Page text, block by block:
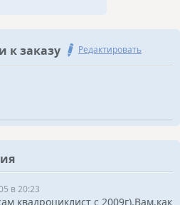
к заказу Редактировать
в 20:23
квадроциклист с 2009г).Вам,как